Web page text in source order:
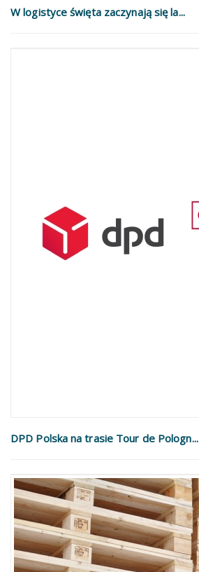
W logistyce święta zaczynają się la...
DPD Polska na trasie Tour de Pologn...